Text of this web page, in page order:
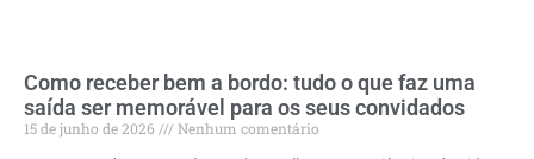
Como receber bem a bordo: tudo o que faz uma
saída ser memorável para os seus convidados
15 de junho de 2026
Nenhum comentário